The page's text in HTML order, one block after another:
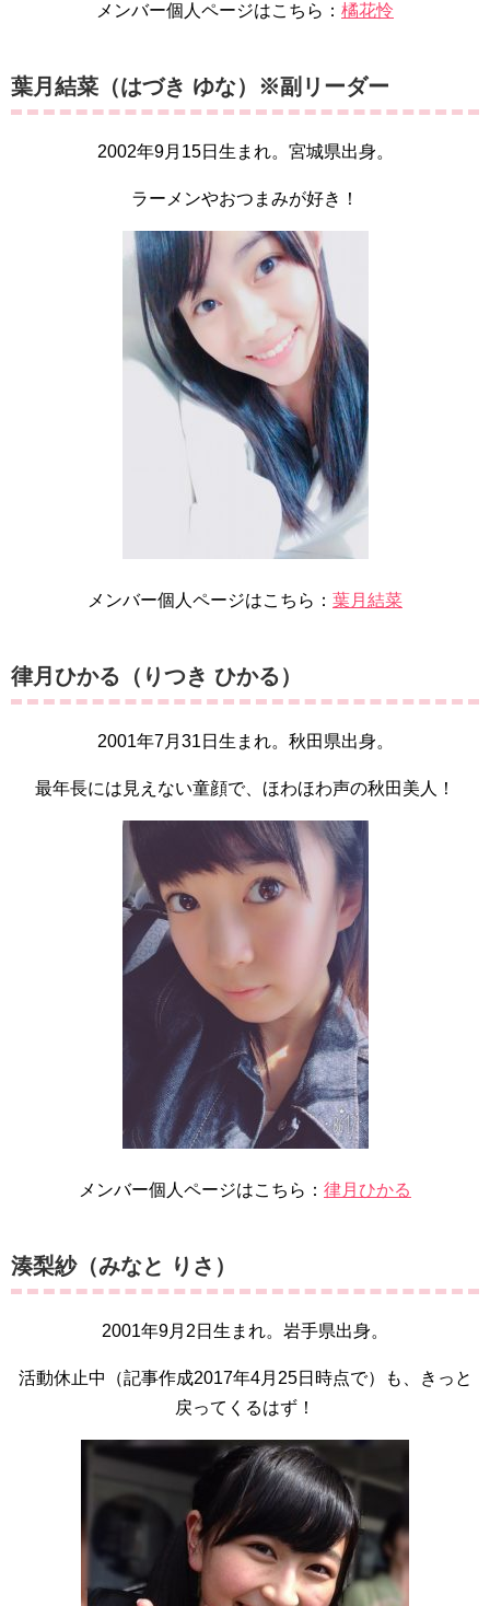
メンバー個人ページはこちら： 橘花怜
葉月結菜（はづき ゆな）※副リーダー
2002年9月15日生まれ。宮城県出身。
ラーメンやおつまみが好き！
メンバー個人ページはこちら： 葉月結菜
律月ひかる（りつき ひかる）
2001年7月31日生まれ。秋田県出身。
最年長には見えない童顔で、ほわほわ声の秋田美人！
メンバー個人ページはこちら： 律月ひかる
湊梨紗（みなと りさ）
2001年9月2日生まれ。岩手県出身。
活動休止中（記事作成2017年4月25日時点で）も、きっと
戻ってくるはず！